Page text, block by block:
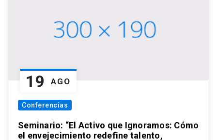
19 AGO
Conferencias
Seminario: “El Activo que Ignoramos: Cómo
el envejecimiento redefine talento,